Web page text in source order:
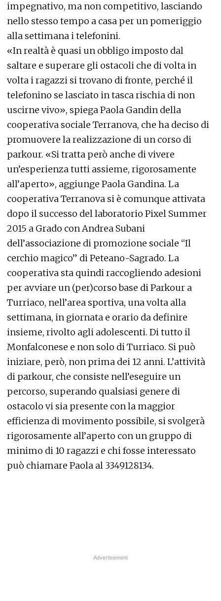
impegnativo, ma non competitivo, lasciando
nello stesso tempo a casa per un pomeriggio
alla settimana i telefonini.
«In realtà è quasi un obbligo imposto dal
saltare e superare gli ostacoli che di volta in
volta i ragazzi si trovano di fronte, perché il
telefonino se lasciato in tasca rischia di non
uscirne vivo», spiega Paola Gandin della
cooperativa sociale Terranova, che ha deciso di
promuovere la realizzazione di un corso di
parkour. «Si tratta però anche di vivere
un’esperienza tutti assieme, rigorosamente
all’aperto», aggiunge Paola Gandina. La
cooperativa Terranova si è comunque attivata
dopo il successo del laboratorio Pixel Summer
2015 a Grado con Andrea Subani
dell’associazione di promozione sociale “Il
cerchio magico” di Peteano-Sagrado. La
cooperativa sta quindi raccogliendo adesioni
per avviare un (per)corso base di Parkour a
Turriaco, nell’area sportiva, una volta alla
settimana, in giornata e orario da definire
insieme, rivolto agli adolescenti. Di tutto il
Monfalconese e non solo di Turriaco. Si può
iniziare, però, non prima dei 12 anni. L’attività
di parkour, che consiste nell’eseguire un
percorso, superando qualsiasi genere di
ostacolo vi sia presente con la maggior
efficienza di movimento possibile, si svolgerà
rigorosamente all’aperto con un gruppo di
minimo di 10 ragazzi e chi fosse interessato
può chiamare Paola al 3349128134.